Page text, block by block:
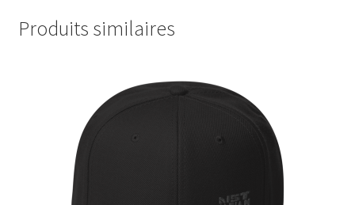
Produits similaires